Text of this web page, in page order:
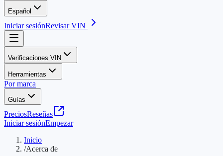
Español
Iniciar sesiónRevisar VIN
Verificaciones VIN
Herramientas
Por marca
Guías
PreciosReseñas
Iniciar sesiónEmpezar
Inicio
/Acerca de